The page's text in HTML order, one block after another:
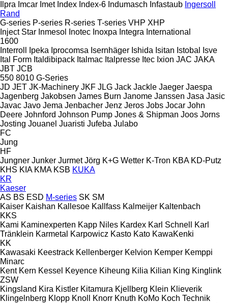
Ilpra Imcar Imet Index Index-6 Indumasch Infastaub Ingersoll
Rand
G-series P-series R-series T-series VHP XHP
Inject Star Inmesol Inotec Inoxpa Integra International
1600
Interroll
Ipeka Iprocomsa Isernhäger Ishida Isitan Istobal
Isve
Ital Form Italdibipack Italmac Italpresse Itec Ixion JAC JAKA
JBT JCB
550 8010 G-Series
JD JET JK-Machinery JKF JLG Jack Jackle Jaeger Jaespa
Jagenberg Jakobsen James Burn Janome Janssen Jasa Jasic
Javac Javo Jema Jenbacher Jenz Jeros Jobs Jocar John
Deere Johnford Johnson Pump Jones & Shipman Joos Jorns
Josting Jouanel Juaristi Jufeba Julabo
FC
Jung
HF
Jungner Junker Jurmet Jörg K+G Wetter K-Tron KBA KD-Putz
KHS KIA KMA KSB KUKA
KR
Kaeser
AS BS ESD M-series SK SM
Kaiser Kaishan Kallesoe Kallfass Kalmeijer Kaltenbach
KKS
Kami Kaminexperten Kapp Niles Kardex Karl Schnell
Karl
Tränklein Karmetal Karpowicz Kasto Kato KawaKenki
KK
Kawasaki Keestrack Kellenberger Kelvion Kemper Kemppi
Minarc
Kent Kern Kessel Keyence Kiheung Kilia Kilian King Kinglink
ZSW
Kingsland Kira Kistler Kitamura Kjellberg Klein Klieverik
Klingelnberg Klopp Knoll Knorr Knuth KoMo Koch Technik